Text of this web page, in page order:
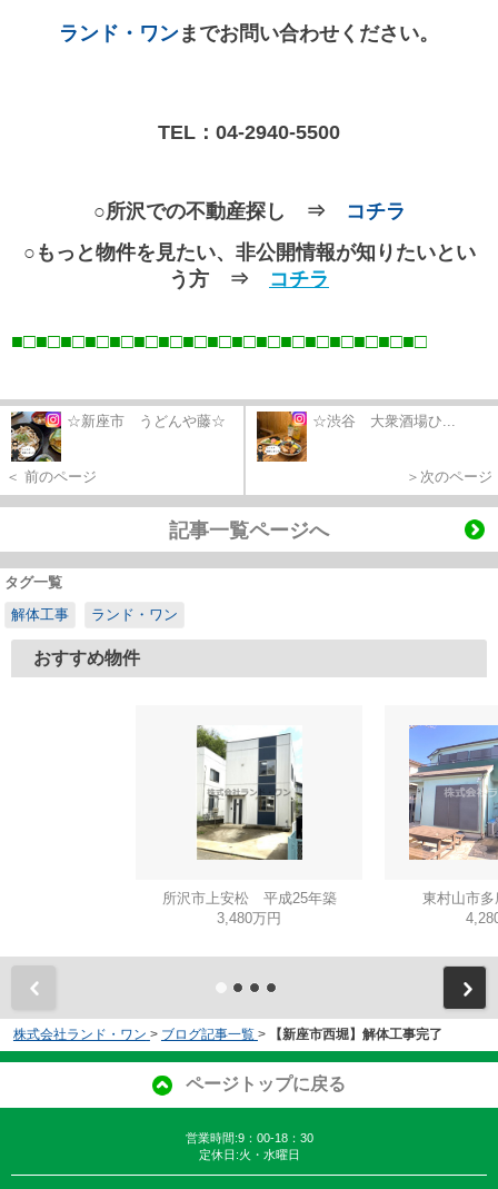
ランド・ワンまでお問い合わせください。
TEL： 04-2940-5500
○所沢での不動産探し ⇒
コチラ
○もっと物件を見たい、非公開情報が知りたいとい
う方 ⇒
コチラ
■□■□■□■□■□■□■□■□■□■□■□■□■□■□■□■□■□
☆新座市 うどんや藤☆
＜ 前のページ
☆渋谷 大衆酒場ひ...
＞次のページ
記事一覧ページへ
タグ一覧
解体工事
ランド・ワン
おすすめ物件
所沢市上安松 平成25年築
3,480万円
東村山市
株式会社ランド・ワン > ブログ記事一覧 > 【新座市西堀】解体工事完了
ページトップに戻る
営業時間:9：00-18：30
定休日:火・水曜日